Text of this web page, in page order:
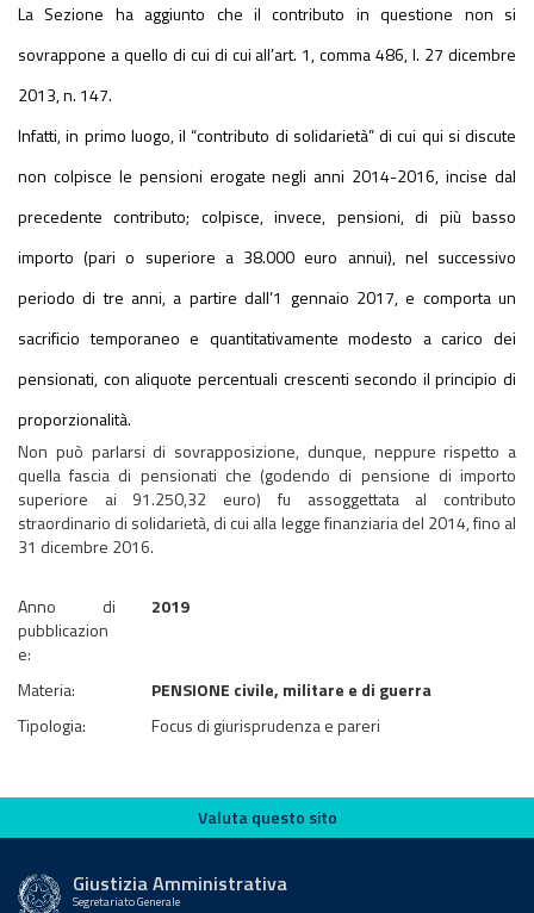
La Sezione ha aggiunto che il contributo in questione non si
sovrappone a quello di cui di cui all’art. 1, comma 486, l. 27 dicembre
2013, n. 147.
Infatti, in primo luogo, il “contributo di solidarietà” di cui qui si discute
non colpisce le pensioni erogate negli anni 2014-2016, incise dal
precedente contributo; colpisce, invece, pensioni, di più basso
importo (pari o superiore a 38.000 euro annui), nel successivo
periodo di tre anni, a partire dall’1 gennaio 2017, e comporta un
sacrificio temporaneo e quantitativamente modesto a carico dei
pensionati, con aliquote percentuali crescenti secondo il principio di
proporzionalità.
Non può parlarsi di sovrapposizione, dunque, neppure rispetto a
quella fascia di pensionati che (godendo di pensione di importo
superiore ai 91.250,32 euro) fu assoggettata al contributo
straordinario di solidarietà, di cui alla legge finanziaria del 2014, fino al
31 dicembre 2016.
Anno di
pubblicazion
e:
2019
Materia:
PENSIONE civile, militare e di guerra
Tipologia:
Focus di giurisprudenza e pareri
Valuta questo sito
Valuta questo sito
Giustizia Amministrativa
Segretariato Generale